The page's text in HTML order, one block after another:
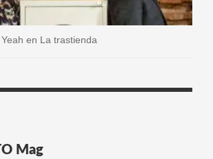
en La trastienda
Mag